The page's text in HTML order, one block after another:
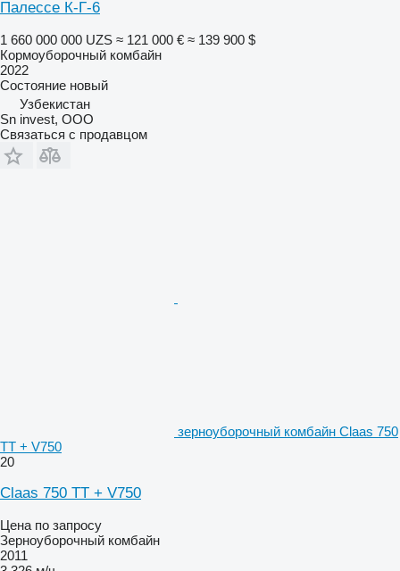
Палессе К-Г-6
1 660 000 000 UZS ≈ 121 000 € ≈ 139 900 $
Кормоуборочный комбайн
2022
Состояние новый
Узбекистан
Sn invest, ООО
Связаться с продавцом
зерноуборочный комбайн Claas 750
TT + V750
20
Claas 750 TT + V750
Цена по запросу
Зерноуборочный комбайн
2011